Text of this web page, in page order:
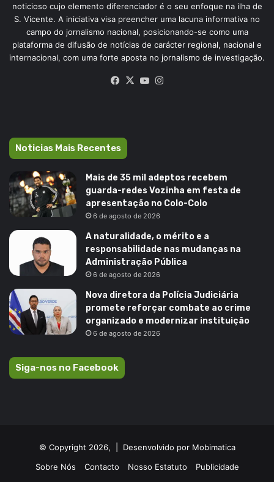
noticioso cujo elemento diferenciador é o seu enfoque na ilha de
S. Vicente. A iniciativa visa preencher uma lacuna informativa no
campo do jornalismo nacional, posicionando-se como uma
plataforma de difusão de notícias de carácter regional, nacional e
internacional, com uma forte aposta no jornalismo de investigação.
Facebook
X YouTube
Noticias Mais Recentes
Mais de 35 mil adeptos recebem
guarda-redes Vozinha em festa de
apresentação no Colo-Colo
6 de agosto de 2026
A naturalidade, o mérito e a
responsabilidade nas mudanças na
Administração Pública
6 de agosto de 2026
Nova diretora da Polícia Judiciária
promete reforçar combate ao crime
organizado e modernizar instituição
6 de agosto de 2026
Siga-nos no Facebook
© Copyright 2026, | Desenvolvido por Mobimatica
Sobre Nós
Contacto Nosso Estatuto
Publicidade